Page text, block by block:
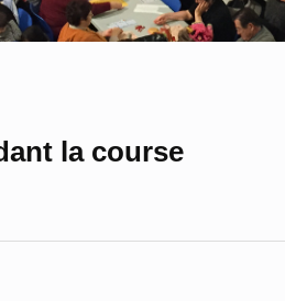
Race" en haut de L'affiche. Tous en
la course